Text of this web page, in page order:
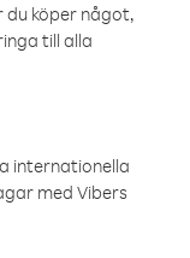
du köper något,
till alla
internationella
med Vibers